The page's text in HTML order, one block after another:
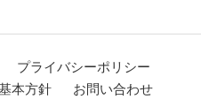
プライバシーポリシー
本方針
お問い合わせ